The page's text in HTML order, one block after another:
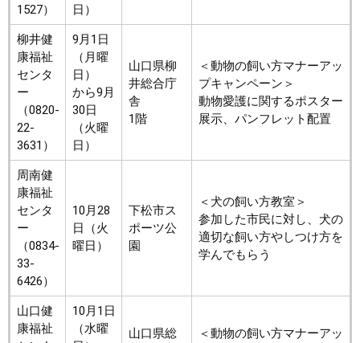
1527）
日）
柳井健
康福祉
センタ
ー
（0820-
22-
3631）
9月1日
（月曜
日）
から9月
30日
（火曜
日）
山口県柳
井総合庁
舎
1階
＜動物の飼い方マナーアッ
プキャンペーン＞
動物愛護に関するポスター
展示、パンフレット配置
周南健
康福祉
センタ
ー
（0834-
33-
6426）
10月28
日（火
曜日）
下松市ス
ポーツ公
園
＜犬の飼い方教室＞
参加した市民に対し、犬の
適切な飼い方やしつけ方を
学んでもらう
山口健
康福祉
10月1日
（水曜
山口県総 ＜動物の飼い方マナーアッ